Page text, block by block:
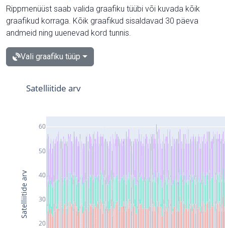
Rippmenüüst saab valida graafiku tüübi või kuvada kõik
graafikud korraga. Kõik graafikud sisaldavad 30 päeva
andmeid ning uuenevad kord tunnis.
Vali graafiku tüüp
20
30
40
50
60
Satelliitide arv
Satelliitide arv